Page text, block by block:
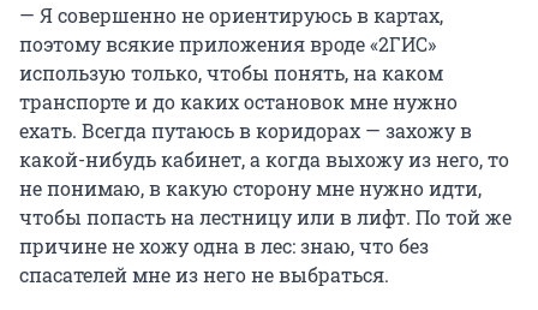
— Я совершенно не ориентируюсь в картах,
поэтому всякие приложения вроде «2ГИС»
использую только, чтобы понять, на каком
транспорте и до каких остановок мне нужно
ехать. Всегда путаюсь в коридорах — захожу в
какой-нибудь кабинет, а когда выхожу из него, то
не понимаю, в какую сторону мне нужно идти,
чтобы попасть на лестницу или в лифт. По той же
причине не хожу одна в лес: знаю, что без
спасателей мне из него не выбраться.